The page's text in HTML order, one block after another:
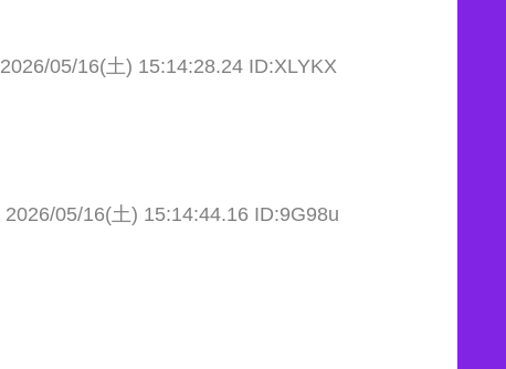
2026/05/16(土) 15:14:28.24 ID:XLYKX
2026/05/16(土) 15:14:44.16 ID:9G98u